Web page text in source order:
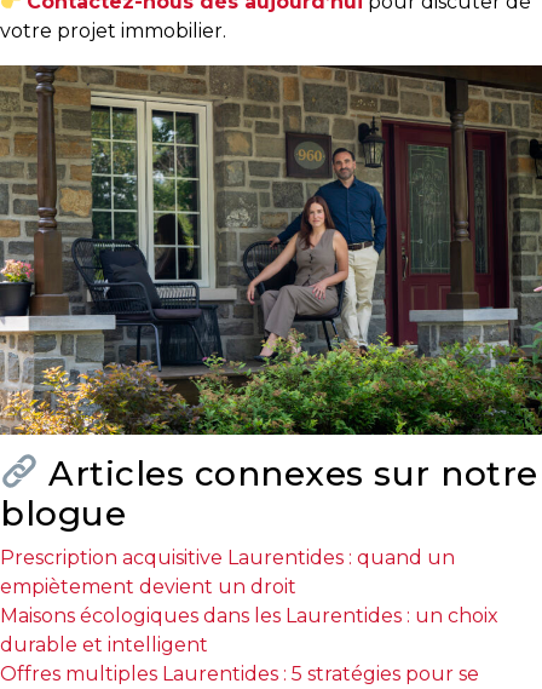
votre projet immobilier.
Articles connexes sur notre
blogue
Prescription acquisitive Laurentides : quand un
empiètement devient un droit
Maisons écologiques dans les Laurentides : un choix
durable et intelligent
Offres multiples Laurentides : 5 stratégies pour se